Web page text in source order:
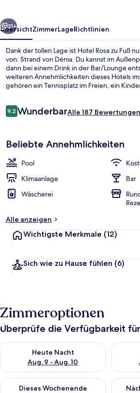
Weiter
31+
ÜbersichtZimmerLageRichtlinien
Dank der tollen Lage ist Hotel Rosa zu Fuß
von: Strand von Dénia. Du kannst im
dann bei einem Drink in der Bar/Lounge
weiteren Annehmlichkeiten dieses Hotels
gehören ein Tennisplatz im Freien, ein
Bewertungen
9,29,2 von 10.
WunderbarAlle 187
Beliebte Annehmlichkeiten
Pool
Klimaanlage
Bar
Wäscherei
Alle anzeigen
Wichtigste Merkmale (12)
Sich wie zu Hause fühlen (6)
Zimmeroptionen
Überprüfe die Verfügbarkeit
Heute Nacht
Aug. 9 - Aug. 10
Überprüfe die Verfügbarkeit für heute
Dieses Wochenende
Überprüfe die Verfügbarkeit für dieses